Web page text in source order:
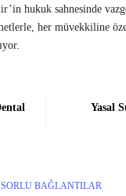
hukuk sahnesinde
her müvekkiline
Yasal
BAĞLANTILAR